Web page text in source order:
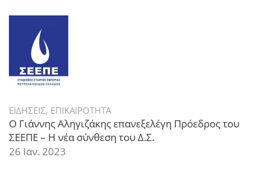
ΕΙΔΗΣΕΙΣ, ΕΠΙΚΑΙΡΟΤΗΤΑ
Ο Γιάννης Αληγιζάκης επανεξελέγη Πρόεδρος του
ΣΕΕΠΕ – Η νέα σύνθεση του Δ.Σ.
26 Ιαν. 2023